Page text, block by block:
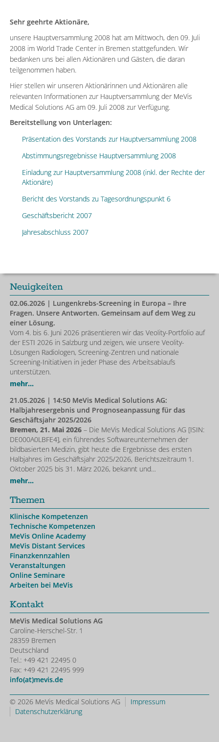
Sehr geehrte Aktionäre,
unsere Hauptversammlung 2008 hat am Mittwoch, den 09. Juli
2008 im World Trade Center in Bremen stattgefunden. Wir
bedanken uns bei allen Aktionären und Gästen, die daran
teilgenommen haben.
Hier stellen wir unseren Aktionärinnen und Aktionären alle
relevanten Informationen zur Hauptversammlung der MeVis
Medical Solutions AG am 09. Juli 2008 zur Verfügung.
Bereitstellung von Unterlagen:
Präsentation des Vorstands zur Hauptversammlung 2008
Abstimmungsregebnisse Hauptversammlung 2008
Einladung zur Hauptversammlung 2008 (inkl. der Rechte der
Aktionäre)
Bericht des Vorstands zu Tagesordnungspunkt 6
Geschäftsbericht 2007
Jahresabschluss 2007
Neuigkeiten
02.06.2026 | Lungenkrebs-Screening in Europa – Ihre
Fragen. Unsere Antworten. Gemeinsam auf dem Weg zu
einer Lösung.
Vom 4. bis 6. Juni 2026 präsentieren wir das Veolity-Portfolio auf
der ESTI 2026 in Salzburg und zeigen, wie unsere Veolity-
Lösungen Radiologen, Screening-Zentren und nationale
Screening-Initiativen in jeder Phase des Arbeitsablaufs
unterstützen.
mehr...
21.05.2026 | 14:50 MeVis Medical Solutions AG:
Halbjahresergebnis und Prognoseanpassung für das
Geschäftsjahr 2025/2026
Bremen, 21. Mai 2026 – Die MeVis Medical Solutions AG [ISIN:
DE000A0LBFE4], ein führendes Softwareunternehmen der
bildbasierten Medizin, gibt heute die Ergebnisse des ersten
Halbjahres im Geschäftsjahr 2025/2026, Berichtszeitraum 1.
Oktober 2025 bis 31. März 2026, bekannt und…
mehr...
Themen
Klinische Kompetenzen
Technische Kompetenzen
MeVis Online Academy
MeVis Distant Services
Finanzkennzahlen
Veranstaltungen
Online Seminare
Arbeiten bei MeVis
Kontakt
MeVis Medical Solutions AG
Caroline-Herschel-Str. 1
28359 Bremen
Deutschland
Tel.: +49 421 22495 0
Fax: +49 421 22495 999
info(at)mevis.de
© 2026 MeVis Medical Solutions AG
Impressum
Datenschutzerklärung